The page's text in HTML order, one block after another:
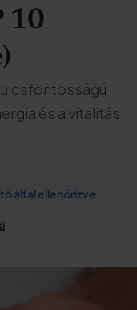
10
és a vitalitás
által ellenőrizve